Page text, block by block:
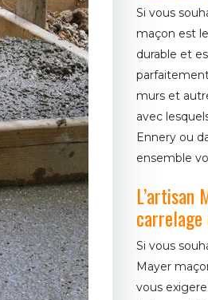
Si vous
maçon est
durable et
murs et
avec
Ennery ou
ensemble
L’artisan
carrelage
Si vous
Mayer
vous